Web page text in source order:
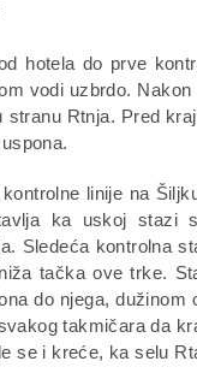
hotela do prve
vodi uzbrdo.
stranu Rtnja. Pred
linije na
ka uskoj stazi
Sledeća kontrolna
tačka ove trke.
do njega,
takmičara da
se i kreće, ka selu